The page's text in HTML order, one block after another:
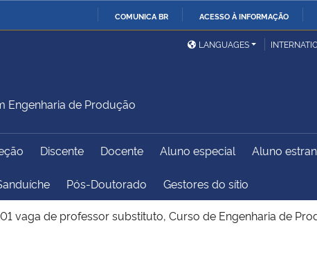
COMUNICA BR ACESSO À INFORMAÇÃO
Ministério da Defesa
Ministério das Relações
Exteriores
Desenvolvimento Regional
Controladoria-Geral da
União
LANGUAGES
Engenharia de Produção
Discente Docente Aluno especial Aluno
Pós-Doutorado Gestores do sítio
vaga de professor substituto, Curso de Engenharia de